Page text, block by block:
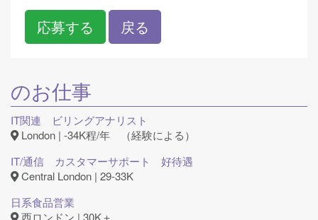
応募する 戻る
のお仕事
IT関連 ビリングアナリスト
London | -34K程/年 （経験による）
IT/通信 カスタマーサポート 好待遇
Central London | 29-33K
日系食品営業
西ロンドン | 30K＋